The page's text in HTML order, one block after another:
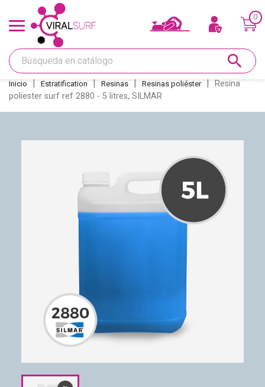
Ofertas y Tarjeta regalo
Shape
Glass
Réparations
Accesorios
Eco-friendly
0
search
Inicio Estratification Resinas Resinas poliéster
Resina
poliester surf ref 2880 - 5 litres, SILMAR